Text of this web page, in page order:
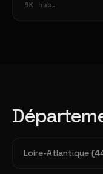
9K hab.
Loire-Atlantique